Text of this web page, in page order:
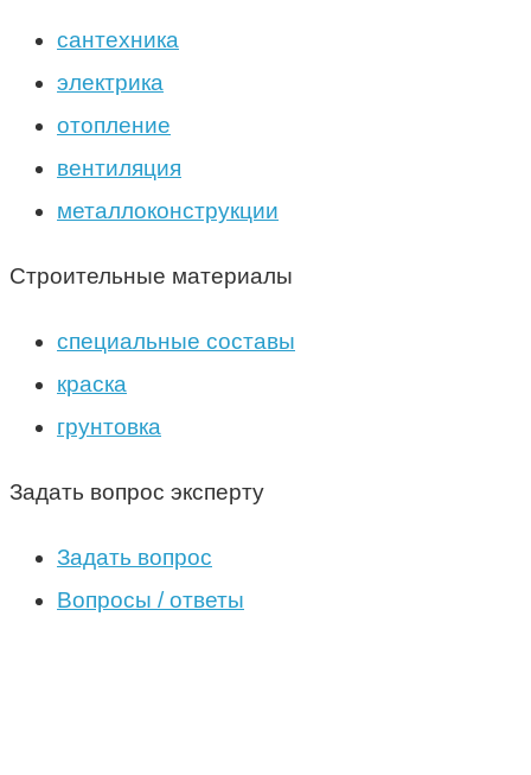
сантехника
электрика
отопление
вентиляция
металлоконструкции
Строительные материалы
специальные составы
краска
грунтовка
Задать вопрос эксперту
Задать вопрос
Вопросы / ответы